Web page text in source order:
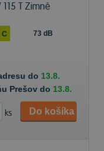
T Zimné
C 73 dB
do 13.8.
Prešov do 13.8.
ks Do košíka